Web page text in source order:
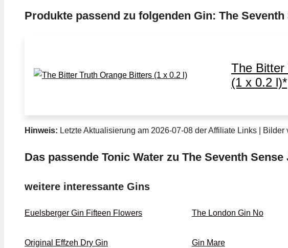
Produkte passend zu folgenden Gin: The
The Bitter
(1 x 0.2 l)*
Hinweis: Letzte Aktualisierung am 2026-07-08 der Affiliate Links | Bilder
Das passende Tonic Water zu The Seventh
weitere interessante Gins
Euelsberger Gin Fifteen Flowers The London Gin No
Original Effzeh Dry Gin Gin Mare